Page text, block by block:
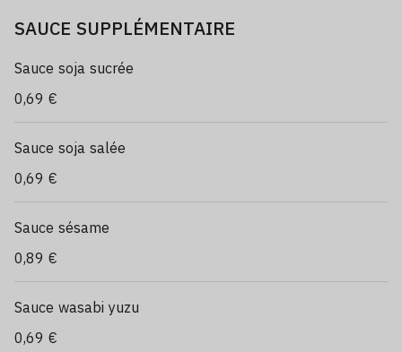
SAUCE SUPPLÉMENTAIRE
Sauce soja sucrée
0,69 €
Sauce soja salée
0,69 €
Sauce sésame
0,89 €
Sauce wasabi yuzu
0,69 €